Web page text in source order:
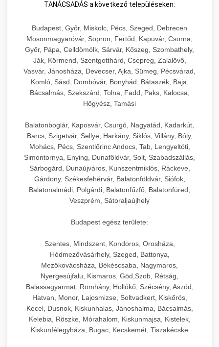
TANÁCSADÁS a következő településeken:
Budapest, Győr, Miskolc, Pécs, Szeged, Debrecen
Mosonmagyaróvár, Sopron, Fertőd, Kapuvár, Csorna,
Győr, Pápa, Celldömölk, Sárvár, Kőszeg, Szombathely,
Ják, Körmend, Szentgotthárd, Csepreg, Zalalövő,
Vasvár, Jánosháza, Devecser, Ajka, Sümeg, Pécsvárad,
Komló, Sásd, Dombóvár, Bonyhád, Bátaszék, Baja,
Bácsalmás, Szekszárd, Tolna, Fadd, Paks, Kalocsa,
Hőgyész, Tamási
Balatonboglár, Kaposvár, Csurgó, Nagyatád, Kadarkút,
Barcs, Szigetvár, Sellye, Harkány, Siklós, Villány, Bóly,
Mohács, Pécs, Szentlőrinc Andocs, Tab, Lengyeltóti,
Simontornya, Enying, Dunaföldvár, Solt, Szabadszállás,
Sárbogárd, Dunaújváros, Kunszentmiklós, Ráckeve,
Gárdony, Székesfehérvár, Balatonföldvár, Siófok,
Balatonalmádi, Polgárdi, Balatonfűzfő, Balatonfüred,
Veszprém, Sátoraljaújhely
Budapest egész területe:
Szentes, Mindszent, Kondoros, Orosháza,
Hódmezővásárhely, Szeged, Battonya,
Mezőkovácsháza, Békéscsaba, Nagymaros,
Nyergesújfalu, Kismaros, Göd,Szob, Rétság,
Balassagyarmat, Romhány, Hollókő, Szécsény, Aszód,
Hatvan, Monor, Lajosmizse, Soltvadkert, Kiskőrös,
Kecel, Dusnok, Kiskunhalas, Jánoshalma, Bácsalmás,
Kelebia, Röszke, Mórahalom, Kiskunmajsa, Kistelek,
Kiskunfélegyháza, Bugac, Kecskemét, Tiszakécske